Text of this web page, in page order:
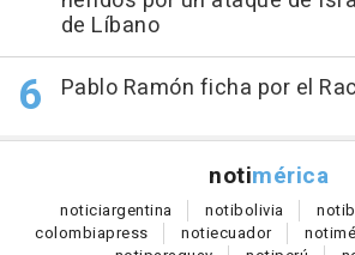
de Líbano
Pablo Ramón ficha por el
notimérica
noticiargentina notibolivia noti
colombiapress notiecuador noti